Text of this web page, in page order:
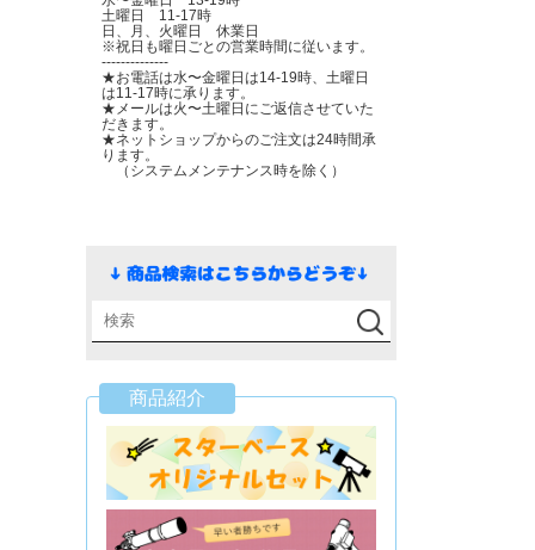
土曜日 11-17時
日、月、火曜日 休業日
※祝日も曜日ごとの営業時間に従います。
--------------
★お電話は水〜金曜日は14-19時、土曜日
は11-17時に承ります。
★メールは火〜土曜日にご返信させていた
だきます。
★ネットショップからのご注文は24時間承
ります。
（システムメンテナンス時を除く）
商品紹介